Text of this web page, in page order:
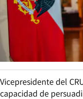
Vicepresidente del
capacidad de